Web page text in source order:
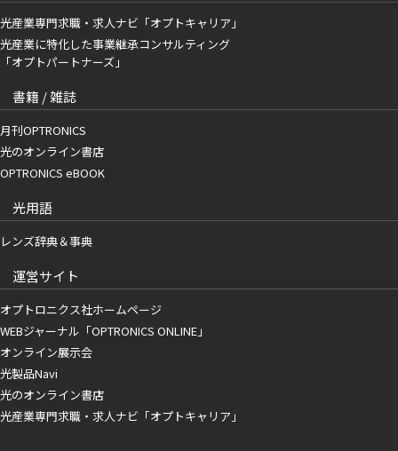
光産業専門求職・求人ナビ「オプトキャリア」
光産業に特化した事業継承コンサルティング
「オプトパートナーズ」
書籍 / 雑誌
月刊OPTRONICS
光のオンライン書店
OPTRONICS eBOOK
光用語
レンズ辞典＆事典
運営サイト
オプトロニクス社ホームページ
WEBジャーナル「OPTRONICS ONLINE」
オンライン展示会
光製品Navi
光のオンライン書店
光産業専門求職・求人ナビ「オプトキャリア」